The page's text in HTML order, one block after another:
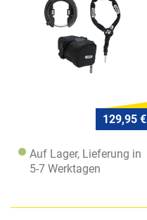
129,95 €
Auf Lager, Lieferung in
5-7 Werktagen